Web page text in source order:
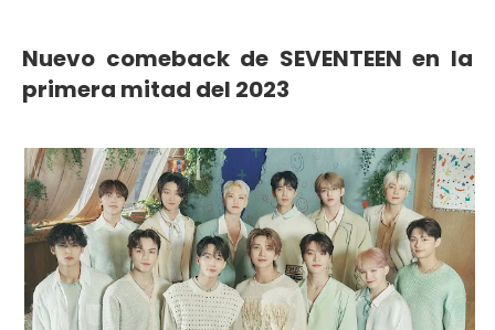
Nuevo comeback de SEVENTEEN en la
primera mitad del 2023